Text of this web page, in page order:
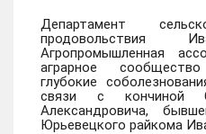
Департамент
продовольствия
Агропромышленная
аграрное
глубокие
связи с кончиной
Александровича,
Юрьевецкого райкома